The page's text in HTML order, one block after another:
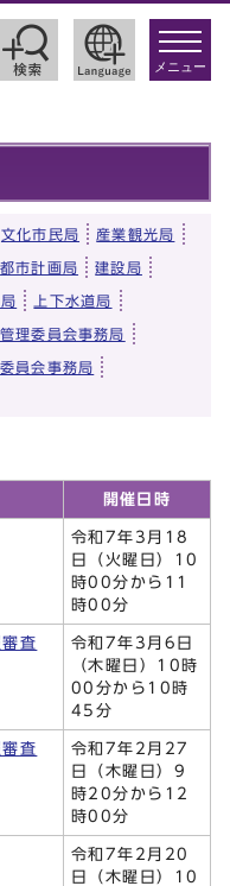
toggle
メニュー
文化市民局 産業観光局
都市計画局 建設局
上下水道局
理委員会事務局
員会事務局
開催日時
令和7年3月18
日（火曜日）10
時00分から11
時00分
査
令和7年3月6日
（木曜日）10時
00分から10時
45分
査
令和7年2月27
日（木曜日）9
時20分から12
時00分
令和7年2月20
日（木曜日）10